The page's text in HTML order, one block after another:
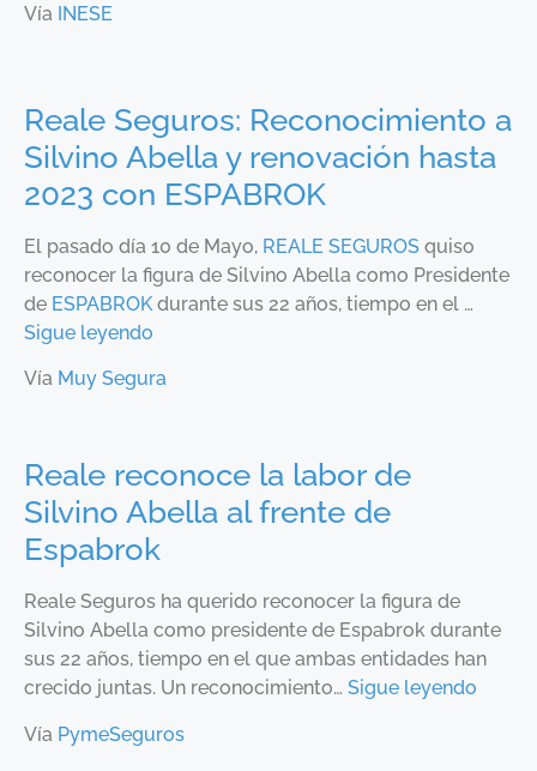
Vía INESE
Reale Seguros: Reconocimiento a
Silvino Abella y renovación hasta
2023 con ESPABROK
El pasado día 10 de Mayo, REALE SEGUROS quiso
reconocer la figura de Silvino Abella como Presidente
de ESPABROKdurante sus 22 años, tiempo en el …
Sigue leyendo
Vía Muy Segura
Reale reconoce la labor de
Silvino Abella al frente de
Espabrok
Reale Seguros ha querido reconocer la figura de
Silvino Abella como presidente de Espabrok durante
sus 22 años, tiempo en el que ambas entidades han
crecido juntas. Un reconocimiento… Sigue leyendo
Vía PymeSeguros